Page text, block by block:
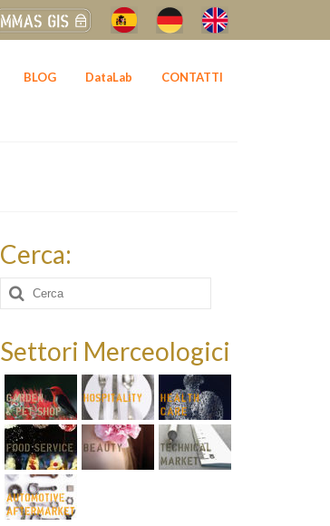
BLOG DataLab CONTATTI
Cerca:
Cerca:
Settori Merceologici